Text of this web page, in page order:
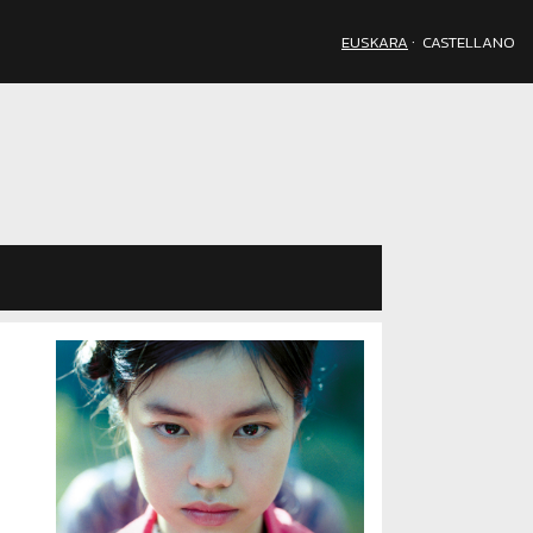
EUSKARA · CASTELLANO